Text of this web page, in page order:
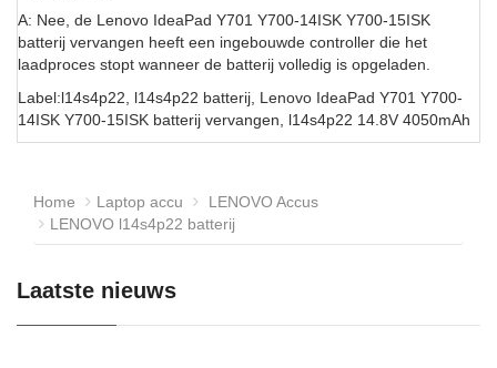
A: Nee, de Lenovo IdeaPad Y701 Y700-14ISK Y700-15ISK
batterij vervangen heeft een ingebouwde controller die het
laadproces stopt wanneer de batterij volledig is opgeladen.
Label:l14s4p22, l14s4p22 batterij, Lenovo IdeaPad Y701 Y700-
14ISK Y700-15ISK batterij vervangen, l14s4p22 14.8V 4050mAh
Home Laptop accu
LENOVO Accus
LENOVO l14s4p22 batterij
Laatste nieuws